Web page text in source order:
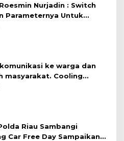
Nurjadin : Switch
Parameternya Untuk
✈
ke warga dan
masyarakat. Cooling
LK ²024 Polsek Rumbai,
Riau Sambangi
Car Free Day Sampaikan